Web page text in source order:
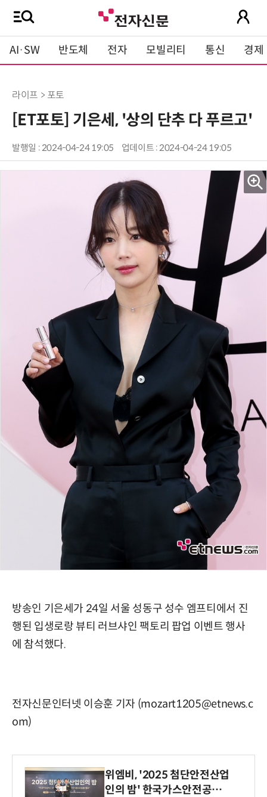
AI·SW 반도체 전자 모빌리티 통신 경제
라이프 > 포토
[ET포토] 기은세, '상의 단추 다 푸르고'
발행일 : 2024-04-24 19:05 업데이트 : 2024-04-24 19:05
방송인 기은세가 24일 서울 성동구 성수 엠프티에서 진
행된 입생로랑 뷰티 러브샤인 팩토리 팝업 이벤트 행사
에 참석했다.
전자신문인터넷 이승훈 기자 (mozart1205@etnews.c
om)
위엠비, '2025 첨단안전산업
인의 밤' 한국가스안전공사